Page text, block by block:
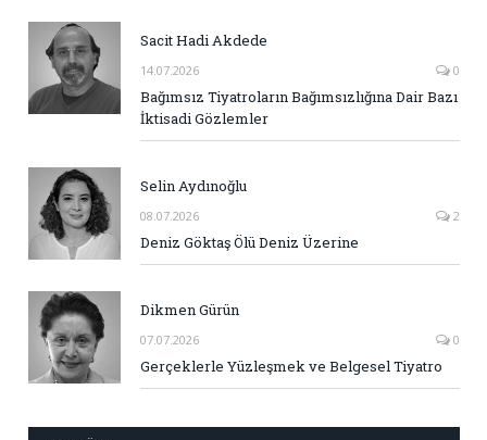
Sacit Hadi Akdede
14.07.2026 0
Bağımsız Tiyatroların Bağımsızlığına Dair Bazı
İktisadi Gözlemler
Selin Aydınoğlu
08.07.2026 2
Deniz Göktaş Ölü Deniz Üzerine
Dikmen Gürün
07.07.2026 0
Gerçeklerle Yüzleşmek ve Belgesel Tiyatro